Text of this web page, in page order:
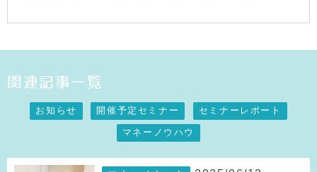
関連記事一覧
お知らせ 開催予定セミナー セミナーレポート
マネーノウハウ